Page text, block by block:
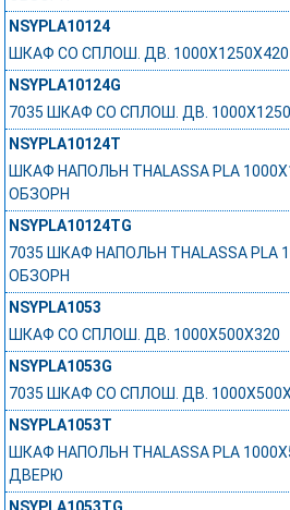
NSYPLA10124
ШКАФ СО СПЛОШ. ДВ. 1000Х1250Х420
NSYPLA10124G
7035 ШКАФ СО СПЛОШ. ДВ.
NSYPLA10124T
ШКАФ НАПОЛЬН THALASSA PLA
ОБЗОРН
NSYPLA10124TG
7035 ШКАФ НАПОЛЬН THALASSA PLA
ОБЗОРН
NSYPLA1053
ШКАФ СО СПЛОШ. ДВ. 1000Х500Х320
NSYPLA1053G
7035 ШКАФ СО СПЛОШ. ДВ.
NSYPLA1053T
ШКАФ НАПОЛЬН THALASSA PLA
ДВЕРЮ
NSYPLA1053TG